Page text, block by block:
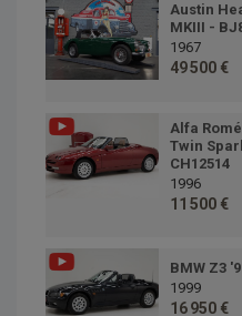
Austin
MKIII -
1967
49 500 €
Alfa
Twin
CH12514
1996
11 500 €
BMW Z3
1999
16 950 €